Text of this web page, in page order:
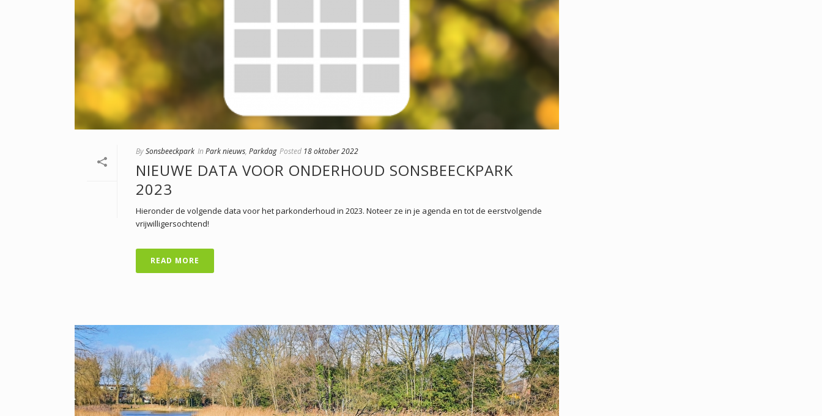
BySonsbeeckpark In Park nieuws, Parkdag Posted 18 oktober 2022
NIEUWE DATA VOOR ONDERHOUD SONSBEECKPARK
2023
Hieronder de volgende data voor het parkonderhoud in 2023. Noteer ze in je agenda en tot de eerstvolgende
vrijwilligersochtend!
READ MORE